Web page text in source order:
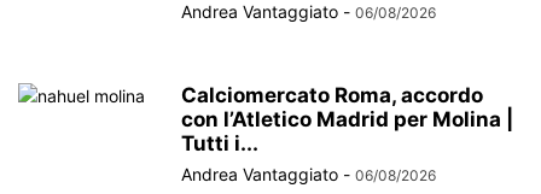
Andrea Vantaggiato - 06/08/2026
Calciomercato Roma, accordo
con l’Atletico Madrid per Molina |
Tutti i...
Andrea Vantaggiato - 06/08/2026